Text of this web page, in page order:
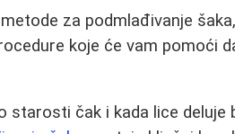
za podmlađivanje
koje će vam pomoći
starosti čak i kada lice